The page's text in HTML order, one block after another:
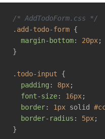
/* AddTodoForm.css */
.add-todo-form {
margin-bottom: 20px;
}
.todo-input {
padding : 8px;
font-size: 16px;
border: 1px solid
border-radius : 5px;
}